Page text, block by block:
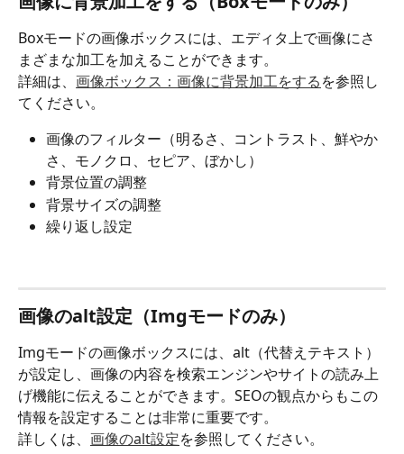
Boxモードの画像ボックスには、エディタ上で画像にさ
まざまな加工を加えることができます。
詳細は、 画像ボックス：画像に背景加工をするを参照し
てください。
画像のフィルター（明るさ、コントラスト、鮮やか
さ、モノクロ、セピア、ぼかし）
背景位置の調整
背景サイズの調整
繰り返し設定
画像のalt設定（Imgモードのみ）
Imgモードの画像ボックスには、alt（代替えテキスト）
が設定し、画像の内容を検索エンジンやサイトの読み上
げ機能に伝えることができます。SEOの観点からもこの
情報を設定することは非常に重要です。
詳しくは、 画像のalt設定を参照してください。